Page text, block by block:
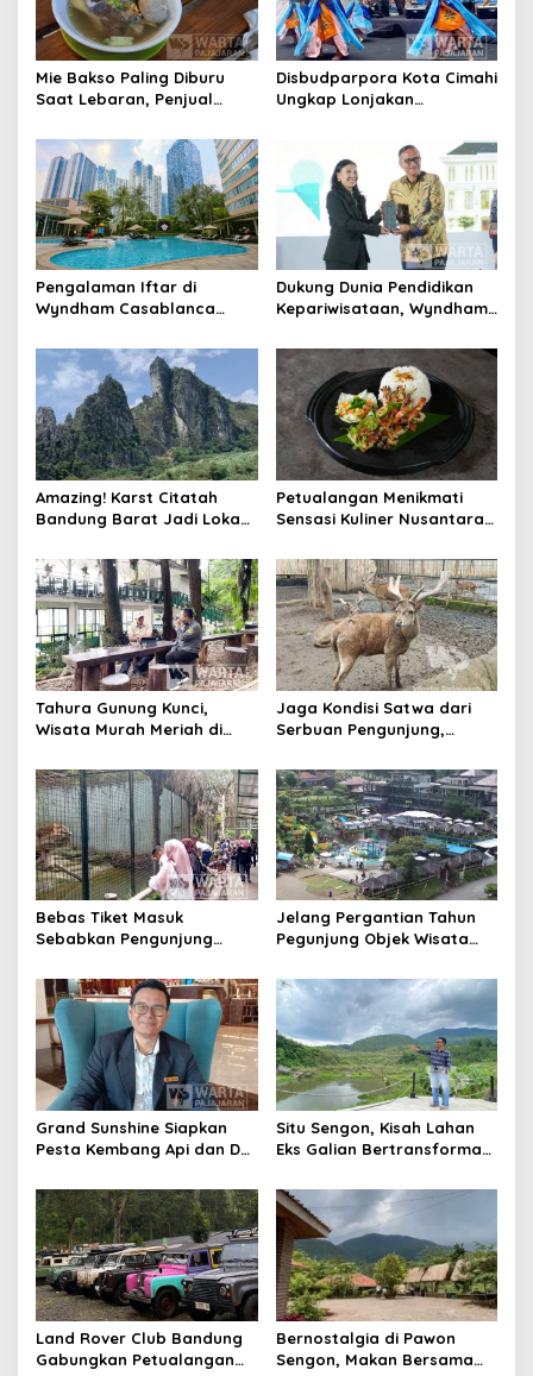
Mie Bakso Paling Diburu
Saat Lebaran, Penjual
Disbudparpora Kota Cimahi
Ungkap Lonjakan
Pengalaman Iftar di
Wyndham Casablanca
Penuh Kesan
Dukung Dunia Pendidikan
Kepariwisataan, Wyndham
Berikan Dua Room Mewah
Amazing! Karst Citatah
Bandung Barat Jadi Lokasi
Petualangan Menikmati
Sensasi Kuliner Nusantara,
Menggoda di Wyndham
Culinary Journey
Tahura Gunung Kunci,
Wisata Murah Meriah di
Jaga Kondisi Satwa dari
Serbuan Pengunjung,
Berlakukan sejumlah
Pembatasan
Bebas Tiket Masuk
Sebabkan Pengunjung
Samai Libur Lebaran
Jelang Pergantian Tahun
Pegunjung Objek Wisata
Update Harga Tiketnya
Disini
Grand Sunshine Siapkan
Pesta Kembang Api dan DJ
Nataru
Situ Sengon, Kisah Lahan
Eks Galian Bertransformasi
Land Rover Club Bandung
Gabungkan Petualangan
Bernostalgia di Pawon
Sengon, Makan Bersama